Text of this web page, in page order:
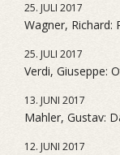
25. JULI 2017
Wagner, Richard:
25. JULI 2017
Verdi, Giuseppe:
13. JUNI 2017
Mahler, Gustav:
12. JUNI 2017